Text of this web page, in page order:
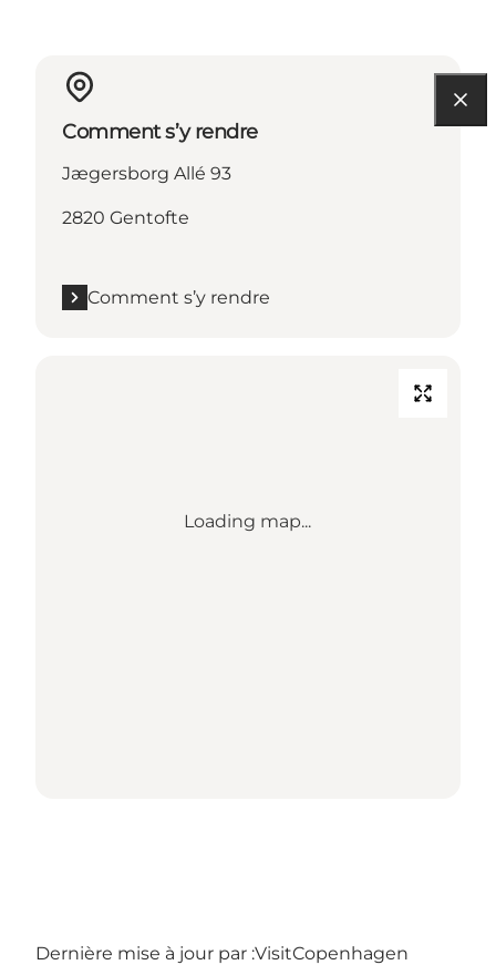
Comment s’y rendre
Jægersborg Allé 93
2820 Gentofte
Comment s’y rendre
Loading map...
Dernière mise à jour par :VisitCopenhagen